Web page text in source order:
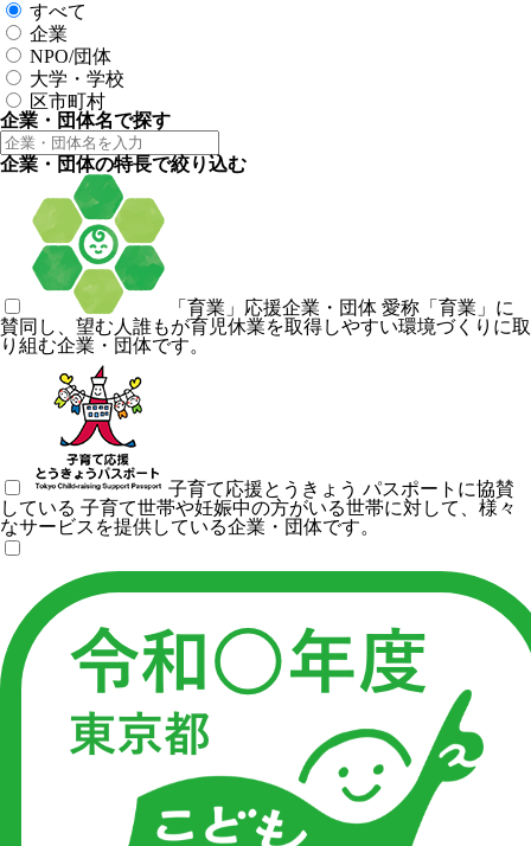
すべて
企業
NPO/団体
大学・学校
区市町村
企業・団体名で探す
企業・団体の特長で絞り込む
「育業」応援企業・団体 愛称「育業」に
賛同し、望む人誰もが育児休業を取得しやすい環境づくりに取
り組む企業・団体です。
子育て応援とうきょう パスポートに協賛
している 子育て世帯や妊娠中の方がいる世帯に対して、様々
なサービスを提供している企業・団体です。